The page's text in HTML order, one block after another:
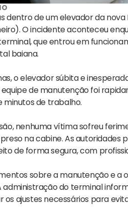
de um elevador da nova
O incidente aconteceu
que entrou em
baiana.
o elevador súbita e
de manutenção foi
minutos de trabalho.
nenhuma vítima sofreu
na cabine. As autoridades
de forma segura, com
sobre a manutenção e a
do terminal
os ajustes necessários para